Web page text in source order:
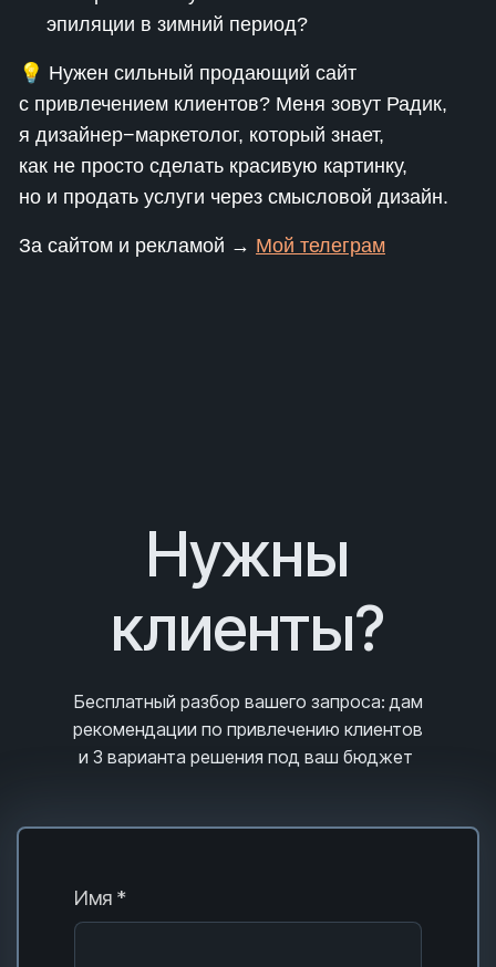
эпиляции в зимний период?
💡 Нужен сильный продающий сайт
с привлечением клиентов? Меня зовут Радик,
я дизайнер−маркетолог, который знает,
как не просто сделать красивую картинку,
но и продать услуги через смысловой дизайн.
За сайтом и рекламой → Мой телеграм
Нужны
клиенты?
Бесплатный разбор вашего запроса: дам
рекомендации по привлечению клиентов
и 3 варианта решения под ваш бюджет
Имя *